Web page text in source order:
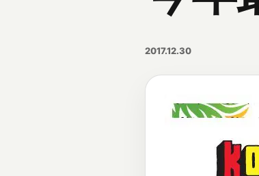
2017.12.30